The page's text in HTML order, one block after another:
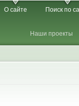
О сайте Поиск по
Наши проекты